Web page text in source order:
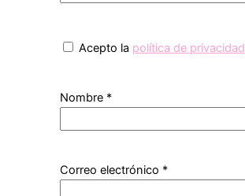
Acepto la política de privacidad
Nombre *
Correo electrónico *